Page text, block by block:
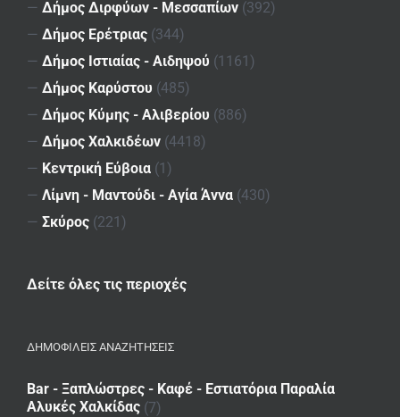
— Δήμος Διρφύων - Μεσσαπίων (392)
— Δήμος Ερέτριας (344)
— Δήμος Ιστιαίας - Αιδηψού (1161)
— Δήμος Καρύστου (485)
— Δήμος Κύμης - Αλιβερίου (886)
— Δήμος Χαλκιδέων (4418)
— Κεντρική Εύβοια (1)
— Λίμνη - Μαντούδι - Αγία Άννα (430)
— Σκύρος (221)
Δείτε όλες τις περιοχές
ΔΗΜΟΦΙΛΕΙΣ ΑΝΑΖΗΤΗΣΕΙΣ
Bar - Ξαπλώστρες - Καφέ - Εστιατόρια Παραλία
Αλυκές Χαλκίδας (7)